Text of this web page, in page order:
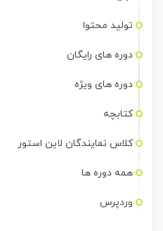
تولید محتوا
دوره های رایگان
دوره های ویژه
کتابچه
کلاس نمایندگان لاین استور
همه دوره ها
وردپرس